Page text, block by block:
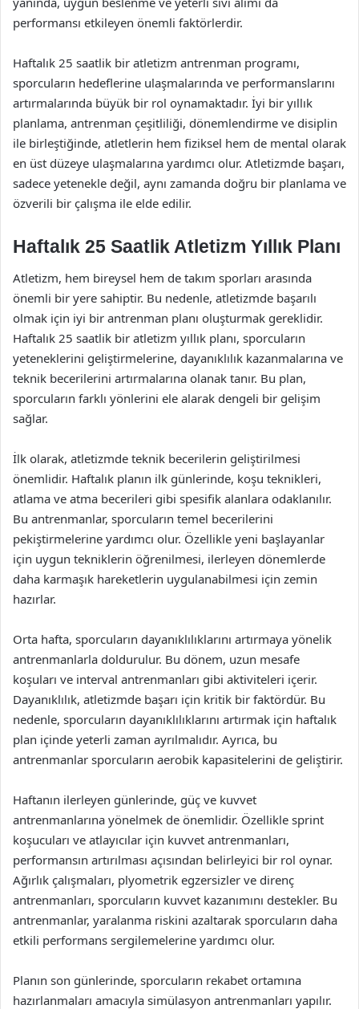
performansı etkileyen önemli faktörlerdir.
Haftalık 25 saatlik bir atletizm antrenman programı,
sporcuların hedeflerine ulaşmalarında ve performanslarını
artırmalarında büyük bir rol oynamaktadır. İyi bir yıllık
planlama, antrenman çeşitliliği, dönemlendirme ve disiplin
ile birleştiğinde, atletlerin hem fiziksel hem de mental olarak
en üst düzeye ulaşmalarına yardımcı olur. Atletizmde başarı,
sadece yetenekle değil, aynı zamanda doğru bir planlama ve
özverili bir çalışma ile elde edilir.
Haftalık 25 Saatlik Atletizm Yıllık Planı
Atletizm, hem bireysel hem de takım sporları arasında
önemli bir yere sahiptir. Bu nedenle, atletizmde başarılı
olmak için iyi bir antrenman planı oluşturmak gereklidir.
Haftalık 25 saatlik bir atletizm yıllık planı, sporcuların
yeteneklerini geliştirmelerine, dayanıklılık kazanmalarına ve
teknik becerilerini artırmalarına olanak tanır. Bu plan,
sporcuların farklı yönlerini ele alarak dengeli bir gelişim
sağlar.
İlk olarak, atletizmde teknik becerilerin geliştirilmesi
önemlidir. Haftalık planın ilk günlerinde, koşu teknikleri,
atlama ve atma becerileri gibi spesifik alanlara odaklanılır.
Bu antrenmanlar, sporcuların temel becerilerini
pekiştirmelerine yardımcı olur. Özellikle yeni başlayanlar
için uygun tekniklerin öğrenilmesi, ilerleyen dönemlerde
daha karmaşık hareketlerin uygulanabilmesi için zemin
hazırlar.
Orta hafta, sporcuların dayanıklılıklarını artırmaya yönelik
antrenmanlarla doldurulur. Bu dönem, uzun mesafe
koşuları ve interval antrenmanları gibi aktiviteleri içerir.
Dayanıklılık, atletizmde başarı için kritik bir faktördür. Bu
nedenle, sporcuların dayanıklılıklarını artırmak için haftalık
plan içinde yeterli zaman ayrılmalıdır. Ayrıca, bu
antrenmanlar sporcuların aerobik kapasitelerini de geliştirir.
Haftanın ilerleyen günlerinde, güç ve kuvvet
antrenmanlarına yönelmek de önemlidir. Özellikle sprint
koşucuları ve atlayıcılar için kuvvet antrenmanları,
performansın artırılması açısından belirleyici bir rol oynar.
Ağırlık çalışmaları, plyometrik egzersizler ve direnç
antrenmanları, sporcuların kuvvet kazanımını destekler. Bu
antrenmanlar, yaralanma riskini azaltarak sporcuların daha
etkili performans sergilemelerine yardımcı olur.
Planın son günlerinde, sporcuların rekabet ortamına
hazırlanmaları amacıyla simülasyon antrenmanları yapılır.